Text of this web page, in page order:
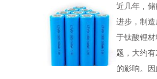
近几年，储
进步，制造
于钛酸锂
题，大约
的影响。